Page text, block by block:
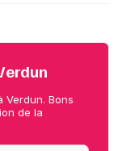
Bons
de la